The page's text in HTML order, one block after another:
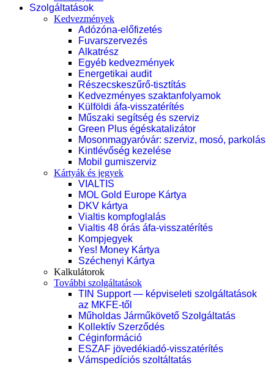
Szolgáltatások
Kedvezmények
Adózóna-előfizetés
Fuvarszervezés
Alkatrész
Egyéb kedvezmények
Energetikai audit
Részecskeszűrő-tisztítás
Kedvezményes szaktanfolyamok
Külföldi áfa-visszatérítés
Műszaki segítség és szerviz
Green Plus égéskatalizátor
Mosonmagyaróvár: szerviz, mosó, parkolás
Kintlévőség kezelése
Mobil gumiszerviz
Kártyák és jegyek
VIALTIS
MOL Gold Europe Kártya
DKV kártya
Vialtis kompfoglalás
Vialtis 48 órás áfa-visszatérítés
Kompjegyek
Yes! Money Kártya
Széchenyi Kártya
Kalkulátorok
További szolgáltatások
TIN Support — képviseleti szolgáltatások
az MKFE-től
Műholdas Járműkövető Szolgáltatás
Kollektív Szerződés
Céginformáció
ESZAF jövedékiadó-visszatérítés
Vámspedíciós szoltáltatás